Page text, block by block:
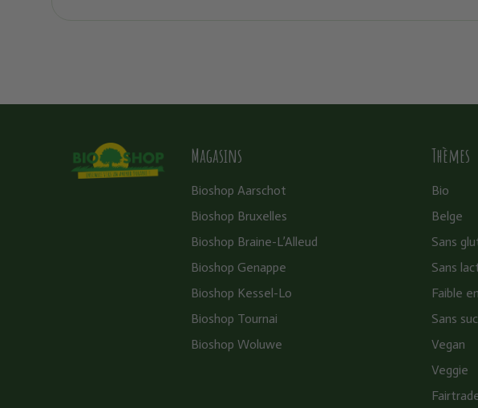
Magasins
Bioshop Aarschot
Bioshop Bruxelles
Bioshop Braine-L’Alleud
Bioshop Genappe
Bioshop Kessel-Lo
Bioshop Tournai
Bioshop Woluwe
Thèmes
Bio
Belge
Sans
Sans
Faible
Sans
Vegan
Veggie